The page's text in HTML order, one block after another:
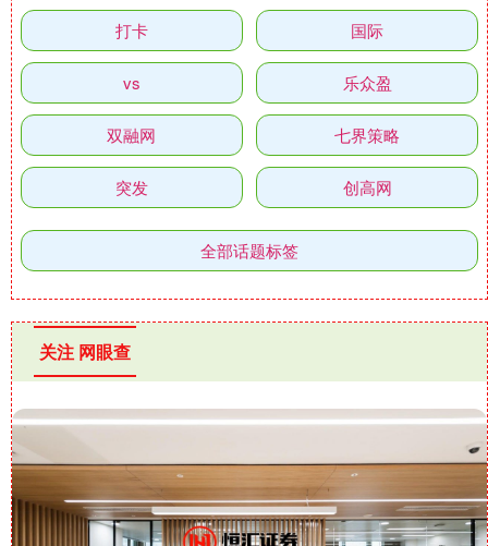
打卡 国际
vs 乐众盈
双融网 七界策略
突发 创高网
全部话题标签
关注 网眼查